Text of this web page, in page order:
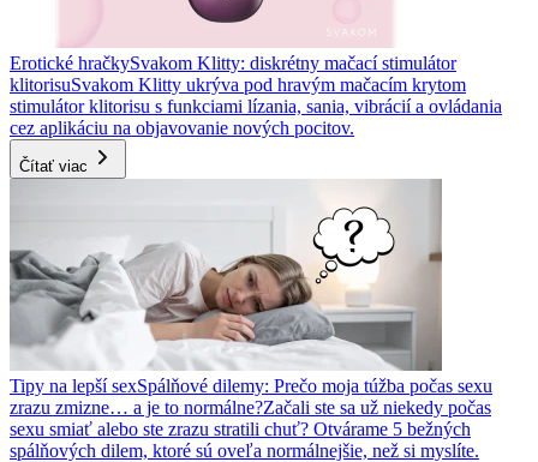
Erotické hračkySvakom Klitty: diskrétny mačací stimulátor
klitorisuSvakom Klitty ukrýva pod hravým mačacím krytom
stimulátor klitorisu s funkciami lízania, sania, vibrácií a ovládania
cez aplikáciu na objavovanie nových pocitov.
Čítať viac
Tipy na lepší sexSpálňové dilemy: Prečo moja túžba počas sexu
zrazu zmizne… a je to normálne?Začali ste sa už niekedy počas
sexu smiať alebo ste zrazu stratili chuť? Otvárame 5 bežných
spálňových dilem, ktoré sú oveľa normálnejšie, než si myslíte.